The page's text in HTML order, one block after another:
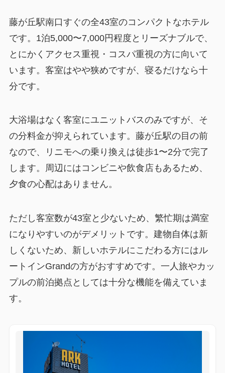
藤が丘駅南口すぐの全43室のコンパクトなホテル
です。1泊5,000〜7,000円程度とリーズナブルで、
とにかくアクセス重視・コスパ重視の方に向いて
います。客室はやや狭めですが、寝るだけなら十
分です。
大浴場はなく客室にユニットバスのみですが、そ
の分料金が抑えられています。藤が丘駅の目の前
なので、リニモへの乗り換えは徒歩1〜2分で完了
します。周辺にはコンビニや飲食店もあるため、
夕食の心配はありません。
ただし客室数が43室と少ないため、繁忙期は満室
になりやすいのがデメリットです。建物自体は新
しくないため、新しいホテルにこだわる方にはル
ートインGrandの方がおすすめです。一人旅やカッ
プルの前泊拠点としては十分な機能を備えていま
す。